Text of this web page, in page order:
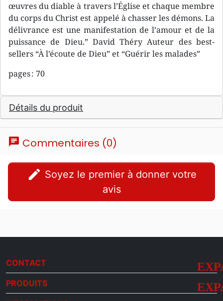
œuvres du diable à travers l’Église et chaque membre
du corps du Christ est appelé à chasser les démons. La
délivrance est une manifestation de l’amour et de la
puissance de Dieu.” David Théry Auteur des best-
sellers “À l’écoute de Dieu” et “Guérir les malades”
pages : 70
Détails du produit
chat Commentaires (0)
edit
avis
CONTACT
PRODUITS